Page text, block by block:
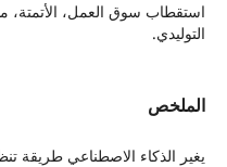
استقطاب سوق العمل، الأتمتة،
التوليدي.
الملخص
يغير الذكاء الاصطناعي طريقة